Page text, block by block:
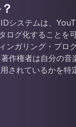
システムは、
ログ化することを
ンガリング・プロ
作権者は自分の音
されているかを特